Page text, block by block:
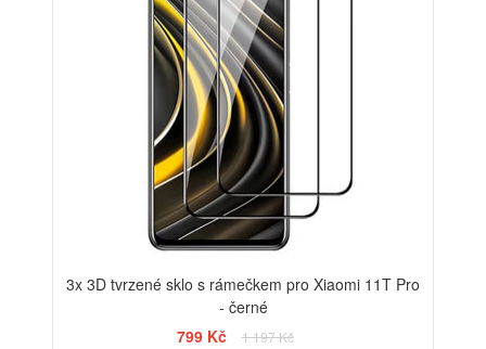
3x 3D tvrzené sklo s rámečkem pro Xiaomi 11T Pro
- černé
799 Kč
1 197 Kč